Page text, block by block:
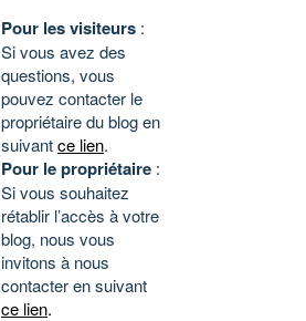
Pour les visiteurs :
Si vous avez des
questions, vous
pouvez contacter le
propriétaire du blog en
suivantce lien.
Pour le propriétaire :
Si vous souhaitez
rétablir l’accès à votre
blog, nous vous
invitons à nous
contacter en suivant
ce lien.